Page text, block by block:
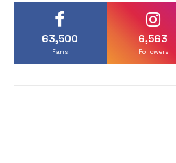
63,500
Fans
6,563
Followers